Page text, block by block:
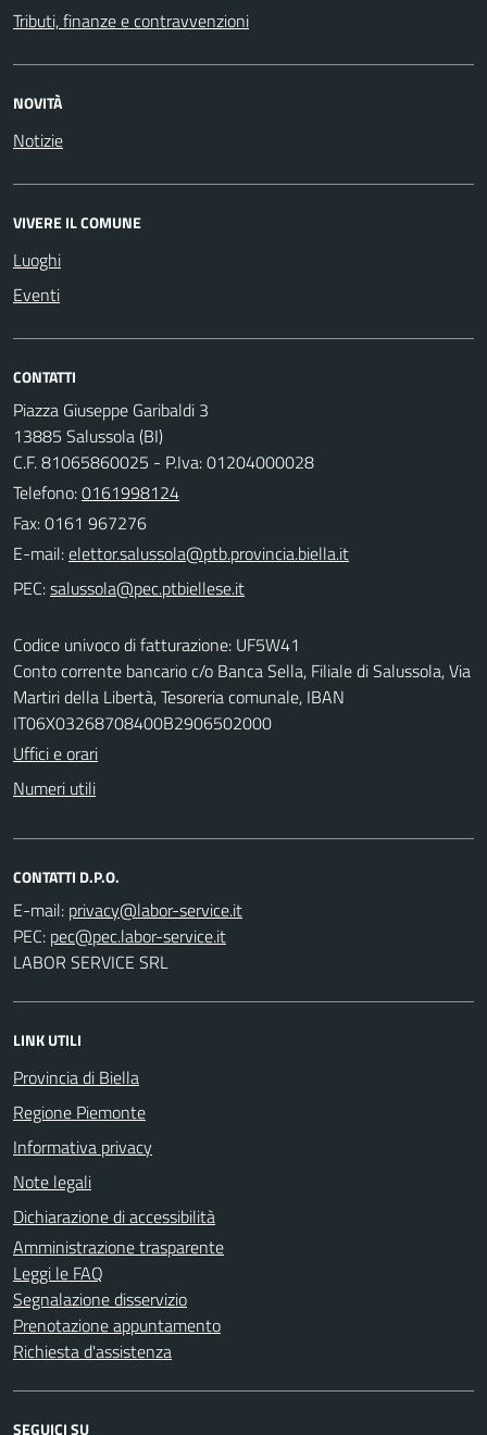
Tributi, finanze e contravvenzioni
NOVITÀ
Notizie
VIVERE IL COMUNE
Luoghi
Eventi
CONTATTI
Piazza Giuseppe Garibaldi 3
13885 Salussola (BI)
C.F. 81065860025 - P.Iva: 01204000028
Telefono:0161998124
Fax: 0161 967276
E-mail:
PEC:
Codice univoco di fatturazione: UF5W41
Conto corrente bancario c/o Banca Sella, Filiale di Salussola, Via
Martiri della Libertà, Tesoreria comunale, IBAN
IT06X03268708400B2906502000
Uffici e orari
Numeri utili
CONTATTI D.P.O.
E-mail:
PEC:
LABOR SERVICE SRL
LINK UTILI
Provincia di Biella
Regione Piemonte
Informativa privacy
Note legali
Dichiarazione di accessibilità
Amministrazione trasparente
Leggi le FAQ
Segnalazione disservizio
Prenotazione appuntamento
Richiesta d'assistenza
SEGUICI SU